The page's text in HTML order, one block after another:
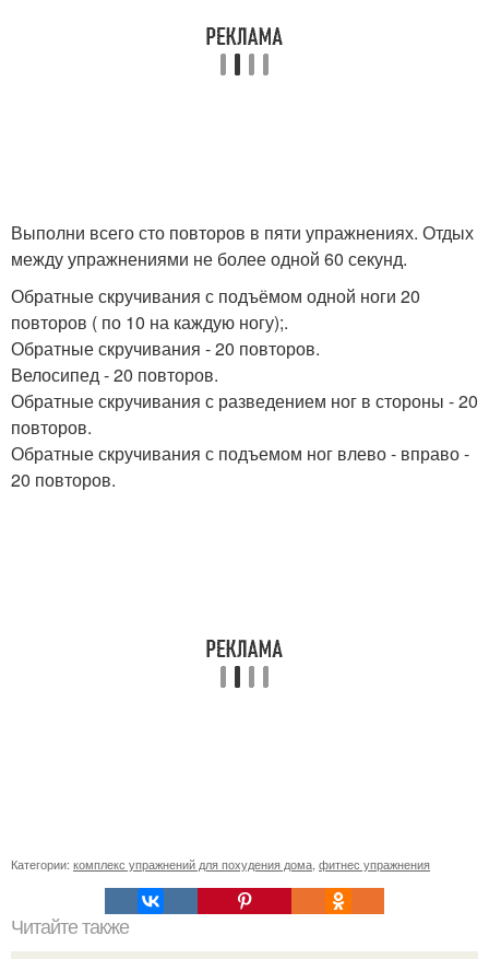
Выполни всего сто повторов в пяти упражнениях. Отдых
между упражнениями не более одной 60 секунд.
Обратные скручивания с подъёмом одной ноги 20
повторов ( по 10 на каждую ногу);.
Обратные скручивания - 20 повторов.
Велосипед - 20 повторов.
Обратные скручивания с разведением ног в стороны - 20
повторов.
Обратные скручивания с подъемом ног влево - вправо -
20 повторов.
Категории: комплекс упражнений для похудения дома фитнес упражнения
Читайте также